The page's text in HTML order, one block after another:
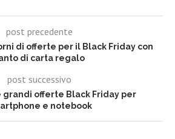
post precedente
di offerte per il Black Friday con
di carta regalo
post successivo
grandi offerte Black Friday per
e notebook